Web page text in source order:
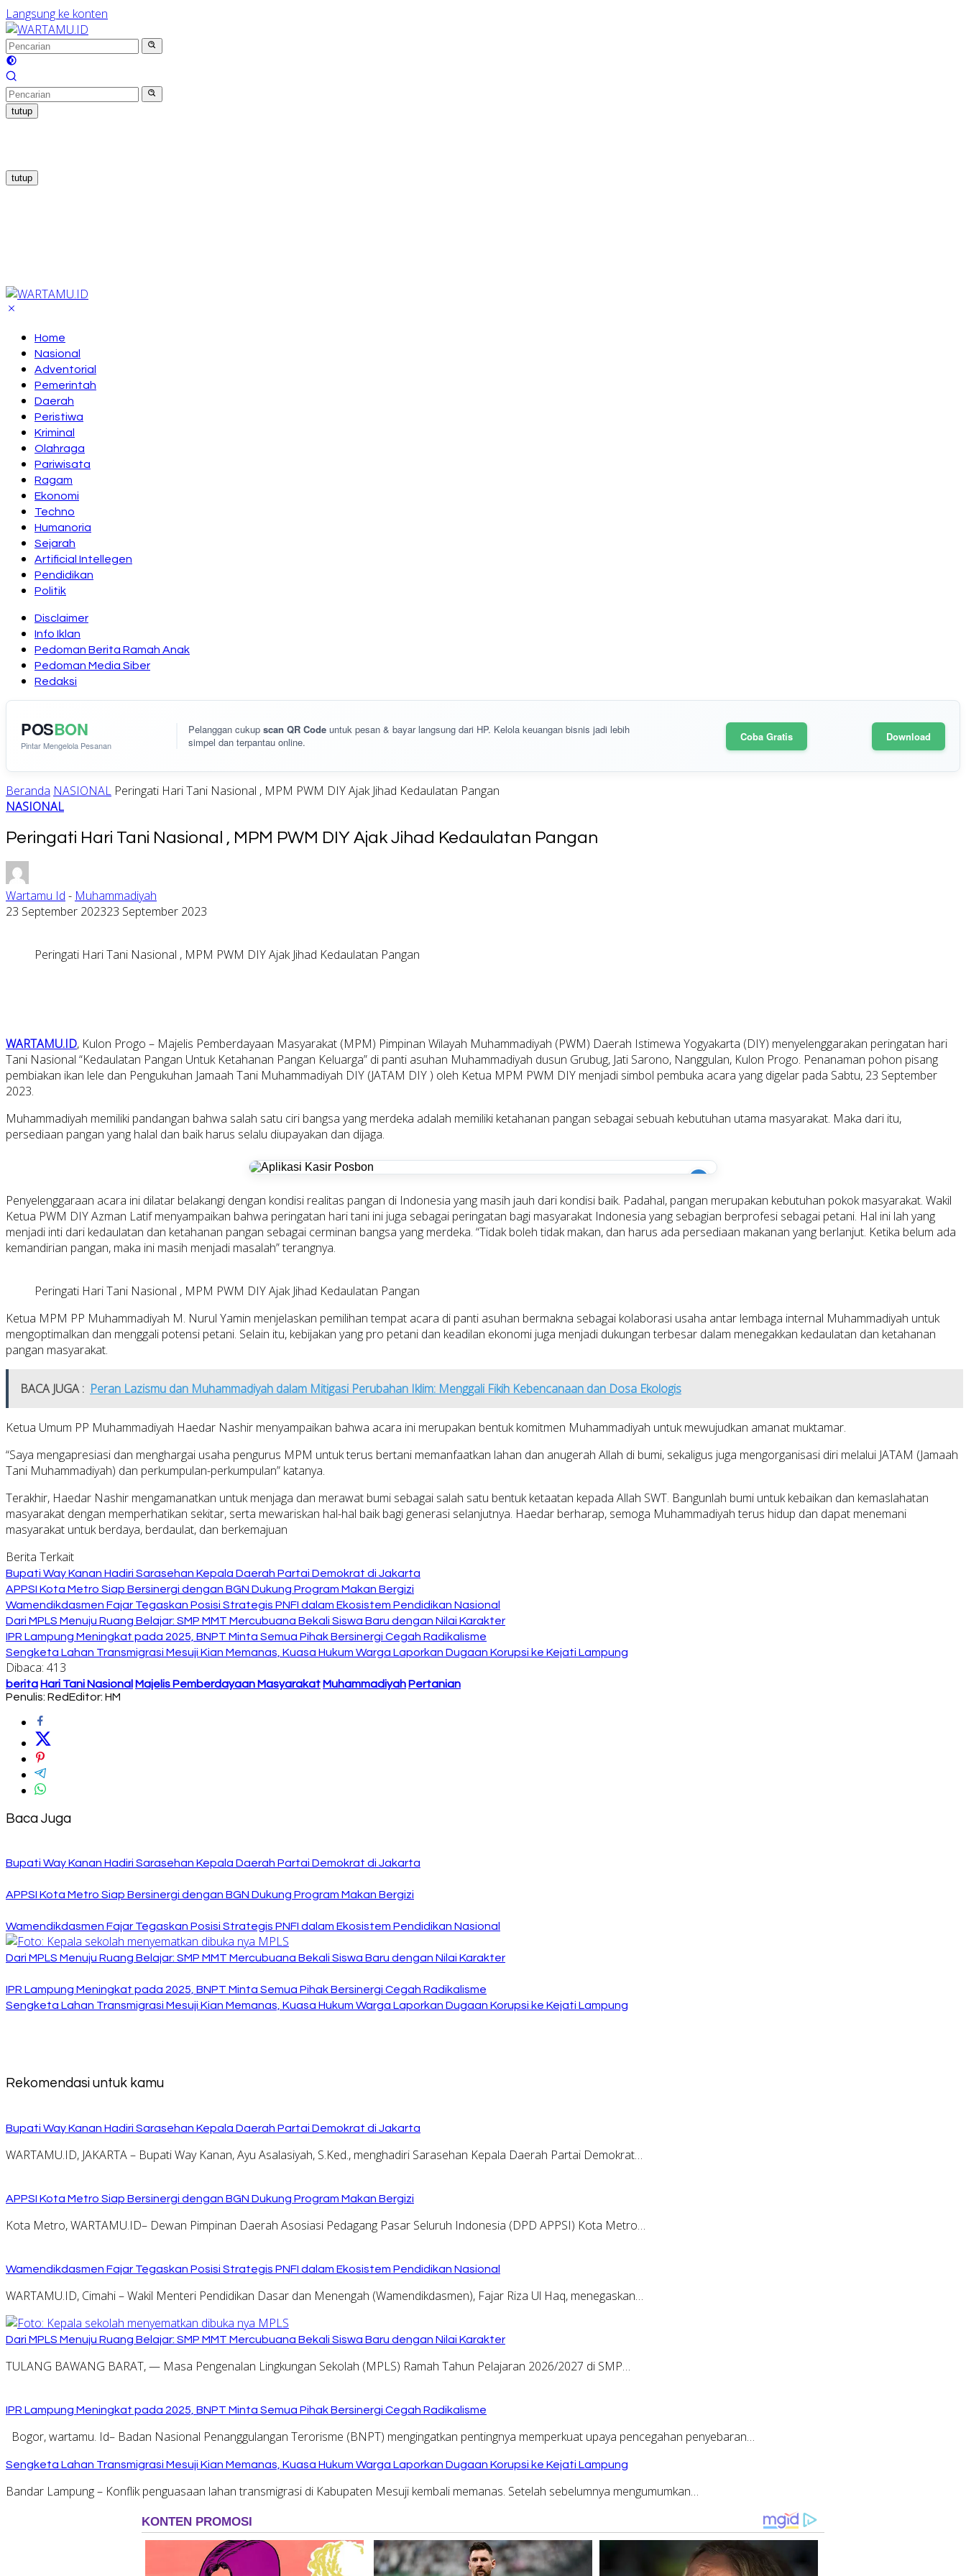
Langsung ke konten
tutup
tutup
Home
Nasional
Adventorial
Pemerintah
Daerah
Peristiwa
Kriminal
Olahraga
Pariwisata
Ragam
Ekonomi
Techno
Humanoria
Sejarah
Artificial Intellegen
Pendidikan
Politik
Disclaimer
Info Iklan
Pedoman Berita Ramah Anak
Pedoman Media Siber
Redaksi
POSBON
Pintar Mengelola Pesanan
Pelanggan cukup scan QR Code untuk pesan & bayar langsung dari HP. Kelola keuangan bisnis jadi lebih
simpel dan terpantau online.
Coba Gratis Download
Beranda NASIONAL Peringati Hari Tani Nasional , MPM PWM DIY Ajak Jihad Kedaulatan Pangan
NASIONAL
Peringati Hari Tani Nasional , MPM PWM DIY Ajak Jihad Kedaulatan Pangan
Wartamu Id - Muhammadiyah
23 September 202323 September 2023
Peringati Hari Tani Nasional , MPM PWM DIY Ajak Jihad Kedaulatan Pangan
WARTAMU.ID, Kulon Progo – Majelis Pemberdayaan Masyarakat (MPM) Pimpinan Wilayah Muhammadiyah (PWM) Daerah Istimewa Yogyakarta (DIY) menyelenggarakan peringatan hari
Tani Nasional “Kedaulatan Pangan Untuk Ketahanan Pangan Keluarga” di panti asuhan Muhammadiyah dusun Grubug, Jati Sarono, Nanggulan, Kulon Progo. Penanaman pohon pisang
pembiakan ikan lele dan Pengukuhan Jamaah Tani Muhammadiyah DIY (JATAM DIY ) oleh Ketua MPM PWM DIY menjadi simbol pembuka acara yang digelar pada Sabtu, 23 September
2023.
Muhammadiyah memiliki pandangan bahwa salah satu ciri bangsa yang merdeka adalah memiliki ketahanan pangan sebagai sebuah kebutuhan utama masyarakat. Maka dari itu,
persediaan pangan yang halal dan baik harus selalu diupayakan dan dijaga.
i
Penyelenggaraan acara ini dilatar belakangi dengan kondisi realitas pangan di Indonesia yang masih jauh dari kondisi baik. Padahal, pangan merupakan kebutuhan pokok masyarakat. Wakil
Ketua PWM DIY Azman Latif menyampaikan bahwa peringatan hari tani ini juga sebagai peringatan bagi masyarakat Indonesia yang sebagian berprofesi sebagai petani. Hal ini lah yang
menjadi inti dari kedaulatan dan ketahanan pangan sebagai cerminan bangsa yang merdeka. “Tidak boleh tidak makan, dan harus ada persediaan makanan yang berlanjut. Ketika belum ada
kemandirian pangan, maka ini masih menjadi masalah” terangnya.
Peringati Hari Tani Nasional , MPM PWM DIY Ajak Jihad Kedaulatan Pangan
Ketua MPM PP Muhammadiyah M. Nurul Yamin menjelaskan pemilihan tempat acara di panti asuhan bermakna sebagai kolaborasi usaha antar lembaga internal Muhammadiyah untuk
mengoptimalkan dan menggali potensi petani. Selain itu, kebijakan yang pro petani dan keadilan ekonomi juga menjadi dukungan terbesar dalam menegakkan kedaulatan dan ketahanan
pangan masyarakat.
BACA JUGA : Peran Lazismu dan Muhammadiyah dalam Mitigasi Perubahan Iklim: Menggali Fikih Kebencanaan dan Dosa Ekologis
Ketua Umum PP Muhammadiyah Haedar Nashir menyampaikan bahwa acara ini merupakan bentuk komitmen Muhammadiyah untuk mewujudkan amanat muktamar.
“Saya mengapresiasi dan menghargai usaha pengurus MPM untuk terus bertani memanfaatkan lahan dan anugerah Allah di bumi, sekaligus juga mengorganisasi diri melalui JATAM (Jamaah
Tani Muhammadiyah) dan perkumpulan-perkumpulan” katanya.
Terakhir, Haedar Nashir mengamanatkan untuk menjaga dan merawat bumi sebagai salah satu bentuk ketaatan kepada Allah SWT. Bangunlah bumi untuk kebaikan dan kemaslahatan
masyarakat dengan memperhatikan sekitar, serta mewariskan hal-hal baik bagi generasi selanjutnya. Haedar berharap, semoga Muhammadiyah terus hidup dan dapat menemani
masyarakat untuk berdaya, berdaulat, dan berkemajuan
Berita Terkait
Bupati Way Kanan Hadiri Sarasehan Kepala Daerah Partai Demokrat di Jakarta
APPSI Kota Metro Siap Bersinergi dengan BGN Dukung Program Makan Bergizi
Wamendikdasmen Fajar Tegaskan Posisi Strategis PNFI dalam Ekosistem Pendidikan Nasional
Dari MPLS Menuju Ruang Belajar: SMP MMT Mercubuana Bekali Siswa Baru dengan Nilai Karakter
IPR Lampung Meningkat pada 2025, BNPT Minta Semua Pihak Bersinergi Cegah Radikalisme
Sengketa Lahan Transmigrasi Mesuji Kian Memanas, Kuasa Hukum Warga Laporkan Dugaan Korupsi ke Kejati Lampung
Dibaca: 413
berita Hari Tani Nasional Majelis Pemberdayaan Masyarakat Muhammadiyah Pertanian
Penulis: RedEditor: HM
Baca Juga
Bupati Way Kanan Hadiri Sarasehan Kepala Daerah Partai Demokrat di Jakarta
APPSI Kota Metro Siap Bersinergi dengan BGN Dukung Program Makan Bergizi
Wamendikdasmen Fajar Tegaskan Posisi Strategis PNFI dalam Ekosistem Pendidikan Nasional
Dari MPLS Menuju Ruang Belajar: SMP MMT Mercubuana Bekali Siswa Baru dengan Nilai Karakter
IPR Lampung Meningkat pada 2025, BNPT Minta Semua Pihak Bersinergi Cegah Radikalisme
Sengketa Lahan Transmigrasi Mesuji Kian Memanas, Kuasa Hukum Warga Laporkan Dugaan Korupsi ke Kejati Lampung
Rekomendasi untuk kamu
Bupati Way Kanan Hadiri Sarasehan Kepala Daerah Partai Demokrat di Jakarta
WARTAMU.ID, JAKARTA – Bupati Way Kanan, Ayu Asalasiyah, S.Ked., menghadiri Sarasehan Kepala Daerah Partai Demokrat…
APPSI Kota Metro Siap Bersinergi dengan BGN Dukung Program Makan Bergizi
Kota Metro, WARTAMU.ID– Dewan Pimpinan Daerah Asosiasi Pedagang Pasar Seluruh Indonesia (DPD APPSI) Kota Metro…
Wamendikdasmen Fajar Tegaskan Posisi Strategis PNFI dalam Ekosistem Pendidikan Nasional
WARTAMU.ID, Cimahi – Wakil Menteri Pendidikan Dasar dan Menengah (Wamendikdasmen), Fajar Riza Ul Haq, menegaskan…
Dari MPLS Menuju Ruang Belajar: SMP MMT Mercubuana Bekali Siswa Baru dengan Nilai Karakter
TULANG BAWANG BARAT, — Masa Pengenalan Lingkungan Sekolah (MPLS) Ramah Tahun Pelajaran 2026/2027 di SMP…
IPR Lampung Meningkat pada 2025, BNPT Minta Semua Pihak Bersinergi Cegah Radikalisme
Bogor, wartamu. Id– Badan Nasional Penanggulangan Terorisme (BNPT) mengingatkan pentingnya memperkuat upaya pencegahan penyebaran…
Sengketa Lahan Transmigrasi Mesuji Kian Memanas, Kuasa Hukum Warga Laporkan Dugaan Korupsi ke Kejati Lampung
Bandar Lampung – Konflik penguasaan lahan transmigrasi di Kabupaten Mesuji kembali memanas. Setelah sebelumnya mengumumkan…